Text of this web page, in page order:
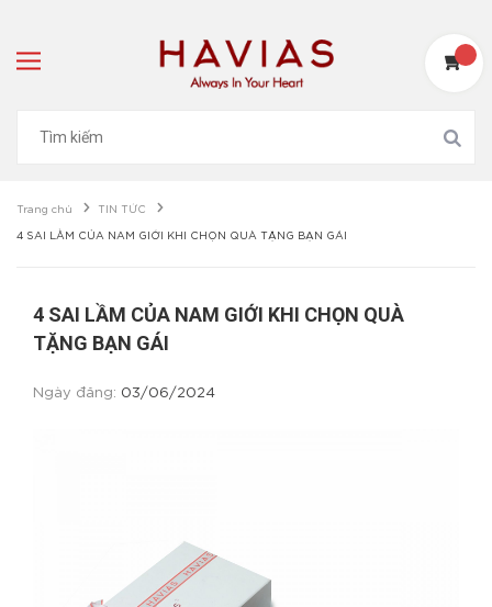
Trang chủ TIN TỨC
4 SAI LẦM CỦA NAM GIỚI KHI CHỌN QUÀ TẶNG BẠN GÁI
4 SAI LẦM CỦA NAM GIỚI KHI CHỌN QUÀ
TẶNG BẠN GÁI
Ngày đăng: 03/06/2024